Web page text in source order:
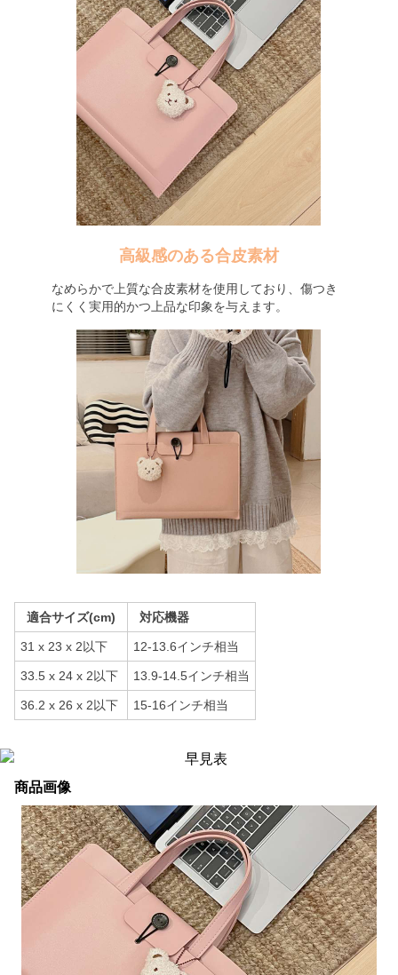
高級感のある合皮素材
なめらかで上質な合皮素材を使用しており、傷つき
にくく実用的かつ上品な印象を与えます。
適合サイズ(cm) 対応機器
31 x 23 x 2以下 12-13.6インチ相当
33.5 x 24 x 2以下 13.9-14.5インチ相当
36.2 x 26 x 2以下 15-16インチ相当
商品画像